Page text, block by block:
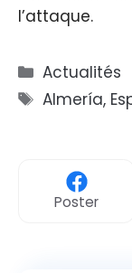
l’attaque.
Catégories
Actualités
Étiquettes
Almería,
Poster